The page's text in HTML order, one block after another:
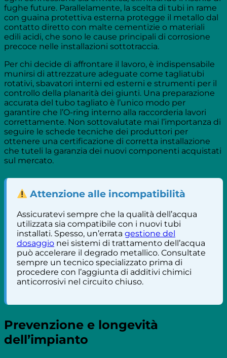
fughe future. Parallelamente, la scelta di tubi in rame
con guaina protettiva esterna protegge il metallo dal
contatto diretto con malte cementizie o materiali
edili acidi, che sono le cause principali di corrosione
precoce nelle installazioni sottotraccia.
Per chi decide di affrontare il lavoro, è indispensabile
munirsi di attrezzature adeguate come tagliatubi
rotativi, sbavatori interni ed esterni e strumenti per il
controllo della planarità dei giunti. Una preparazione
accurata del tubo tagliato è l’unico modo per
garantire che l’O-ring interno alla raccorderia lavori
correttamente. Non sottovalutate mai l’importanza di
seguire le schede tecniche dei produttori per
ottenere una certificazione di corretta installazione
che tuteli la garanzia dei nuovi componenti acquistati
sul mercato.
Attenzione alle incompatibilità
Assicuratevi sempre che la qualità dell’acqua
utilizzata sia compatibile con i nuovi tubi
installati. Spesso, un’errata gestione del
dosaggio nei sistemi di trattamento dell’acqua
può accelerare il degrado metallico. Consultate
sempre un tecnico specializzato prima di
procedere con l’aggiunta di additivi chimici
anticorrosivi nel circuito chiuso.
Prevenzione e longevità
dell’impianto